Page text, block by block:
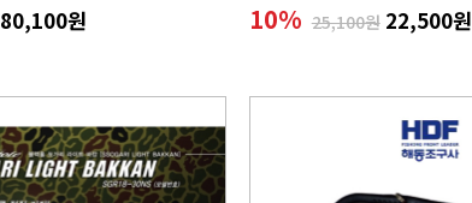
80,100원 10% 25,100원 22,500원